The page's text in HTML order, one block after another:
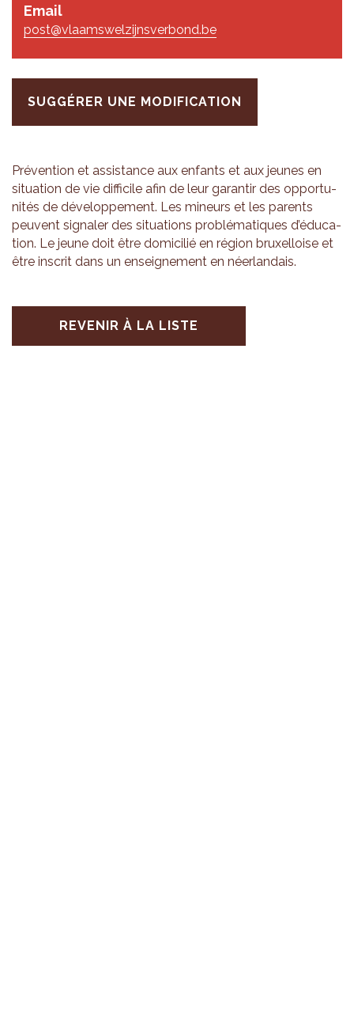
Email
post@vlaamswelzijnsverbond.be
SUGGÉRER UNE MODIFICATION
Pré­ven­tion et assis­tance aux enfants et aux jeunes en
situa­tion de vie dif­fi­cile afin de leur garan­tir des oppor­tu­
ni­tés de déve­lop­pe­ment. Les mineurs et les parents
peuvent signa­ler des situa­tions pro­blé­ma­tiques d’édu­ca­
tion. Le jeune doit être domi­ci­lié en région bruxel­loise et
être ins­crit dans un ensei­gne­ment en néer­lan­dais.
REVENIR À LA LISTE